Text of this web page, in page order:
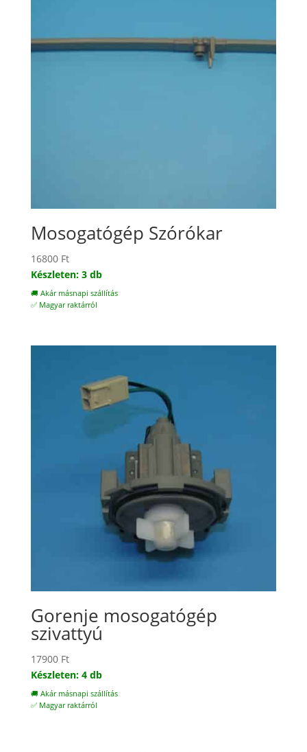
Mosogatógép Szórókar
16800 Ft
Készleten: 3 db
🚚 Akár másnapi szállítás
✅ Magyar raktárról
Gorenje mosogatógép
szivattyú
17900 Ft
Készleten: 4 db
🚚 Akár másnapi szállítás
✅ Magyar raktárról